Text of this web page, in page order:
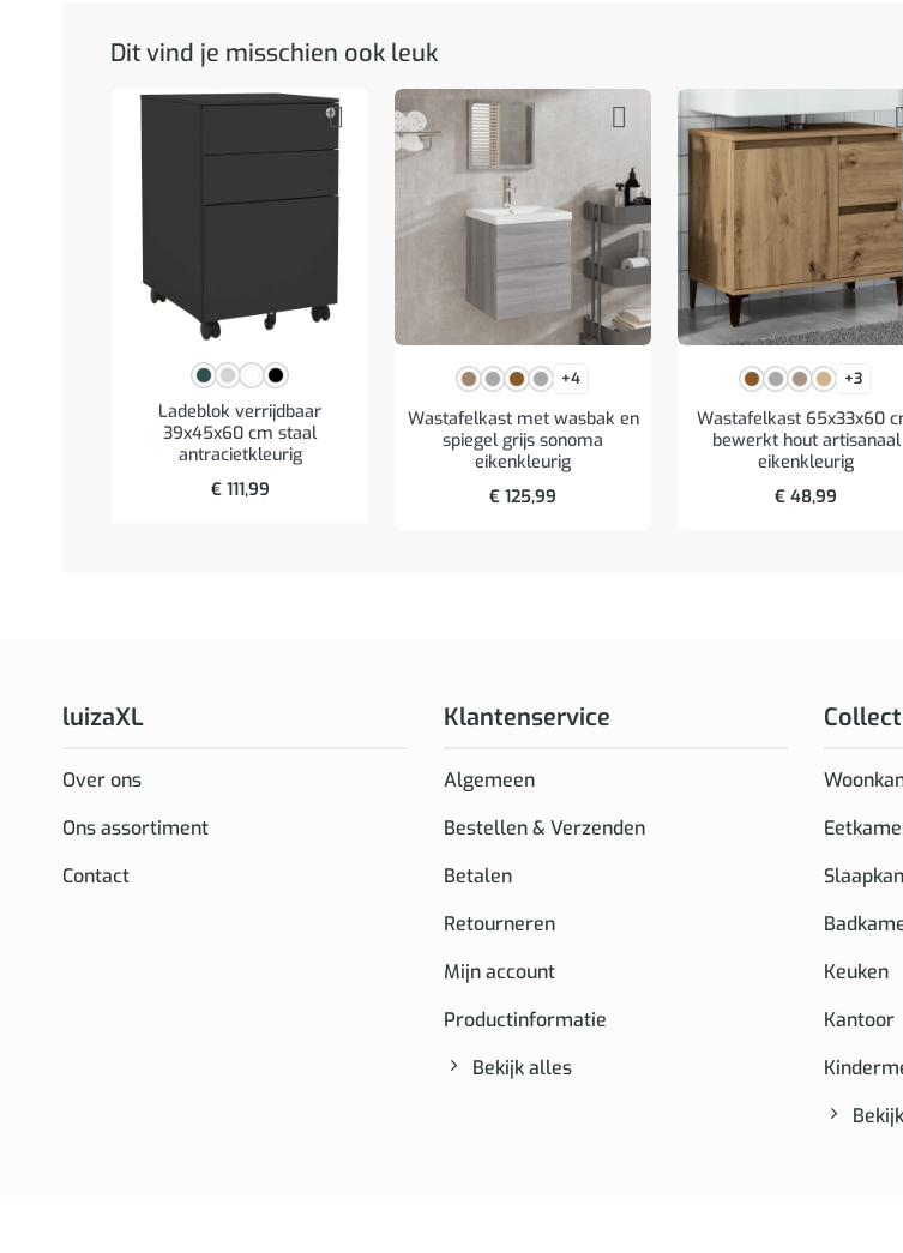
Dit vind je misschien ook leuk
Ladeblok verrijdbaar
39x45x60 cm staal
antracietkleurig
€111,99
+4
Wastafelkast met wasbak en
spiegel grijs sonoma
eikenkleurig
€ 125,99
+3
Wastafelkast 65x33x60
bewerkt hout artisanaal
eikenkleurig
€ 48,99
luizaXL
Over ons
Ons assortiment
Contact
Klantenservice
Algemeen
Bestellen & Verzenden
Betalen
Retourneren
Mijn account
Productinformatie
Bekijk alles
Keuken
Kantoor